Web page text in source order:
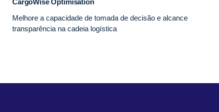
CargoWise Optimisation
Melhore a capacidade de tomada de decisão e alcance
transparência na cadeia logística